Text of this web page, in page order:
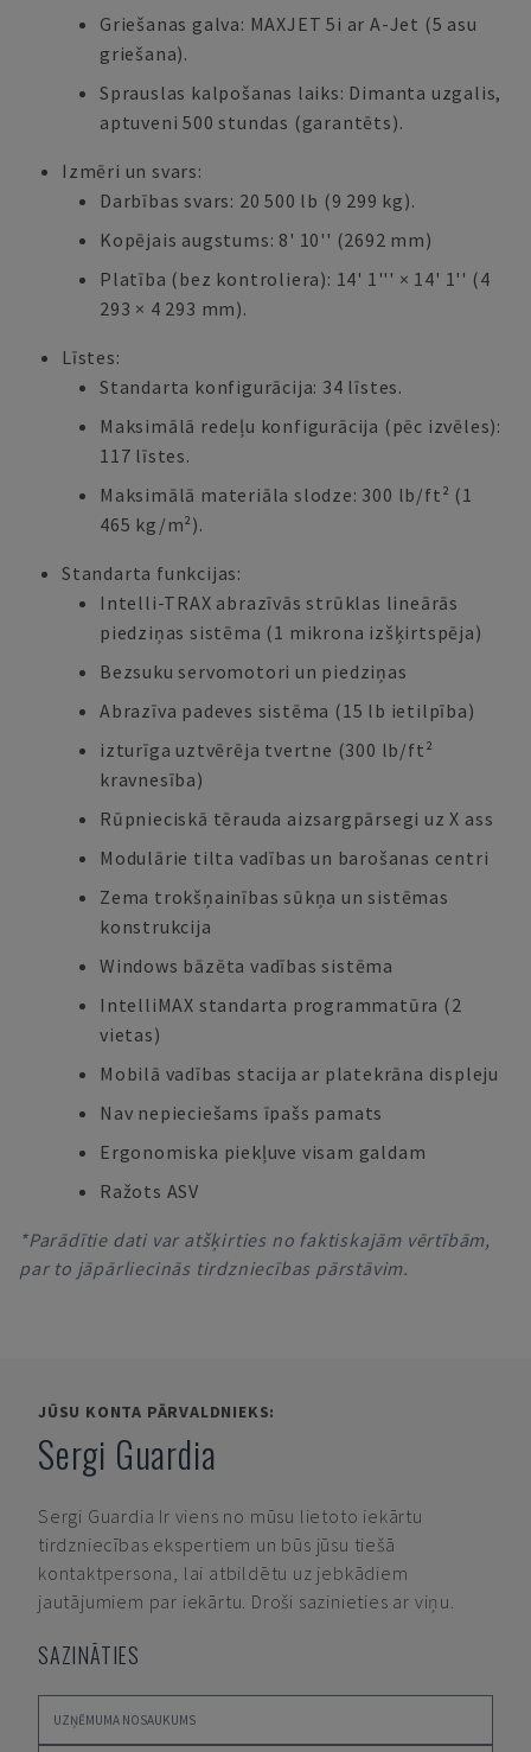
Griešanas galva: MAXJET 5i ar A-Jet (5 asu
griešana).
Sprauslas kalpošanas laiks: Dimanta uzgalis,
aptuveni 500 stundas (garantēts).
Izmēri un svars:
Darbības svars: 20 500 lb (9 299 kg).
Kopējais augstums: 8' 10'' (2692 mm)
Platība (bez kontroliera): 14' 1''' × 14' 1'' (4
293 × 4 293 mm).
Līstes:
Standarta konfigurācija: 34 līstes.
Maksimālā redeļu konfigurācija (pēc izvēles):
117 līstes.
Maksimālā materiāla slodze: 300 lb/ft² (1
465 kg/m²).
Standarta funkcijas:
Intelli-TRAX abrazīvās strūklas lineārās
piedziņas sistēma (1 mikrona izšķirtspēja)
Bezsuku servomotori un piedziņas
Abrazīva padeves sistēma (15 lb ietilpība)
izturīga uztvērēja tvertne (300 lb/ft²
kravnesība)
Rūpnieciskā tērauda aizsargpārsegi uz X ass
Modulārie tilta vadības un barošanas centri
Zema trokšņainības sūkņa un sistēmas
konstrukcija
Windows bāzēta vadības sistēma
IntelliMAX standarta programmatūra (2
vietas)
Mobilā vadības stacija ar platekrāna displeju
Nav nepieciešams īpašs pamats
Ergonomiska piekļuve visam galdam
Ražots ASV
*Parādītie dati var atšķirties no faktiskajām vērtībām,
par to jāpārliecinās tirdzniecības pārstāvim.
JŪSU KONTA PĀRVALDNIEKS:
Sergi Guardia
Sergi Guardia Ir viens no mūsu lietoto iekārtu
tirdzniecības ekspertiem un būs jūsu tiešā
kontaktpersona, lai atbildētu uz jebkādiem
jautājumiem par iekārtu. Droši sazinieties ar viņu.
SAZINĀTIES